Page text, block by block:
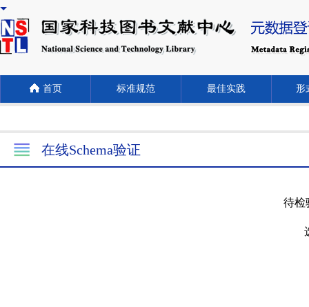
首页 标准规范 最佳实践 形
在线Schema验证
待检